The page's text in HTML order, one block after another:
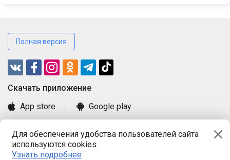
Для обеспечения удобства пользователей сайта
используются cookies.
Узнать подробнее
Полная версия
Cкачать приложение
App store
Google play
Книга замечаний и предложений
Правила и документы